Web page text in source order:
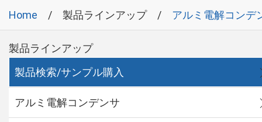
Home 製品ラインアップ アルミ電解コンデ
製品ラインアップ
製品検索/サンプル購入
アルミ電解コンデンサ